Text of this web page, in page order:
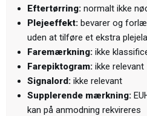
Eftertørring: normalt ikke
Plejeeffekt: bevarer og
uden at tilføre et ekstra
Faremærkning: ikke
Farepiktogram: ikke relevant
Signalord: ikke relevant
Supplerende mærkning:
kan på anmodning rekvireres